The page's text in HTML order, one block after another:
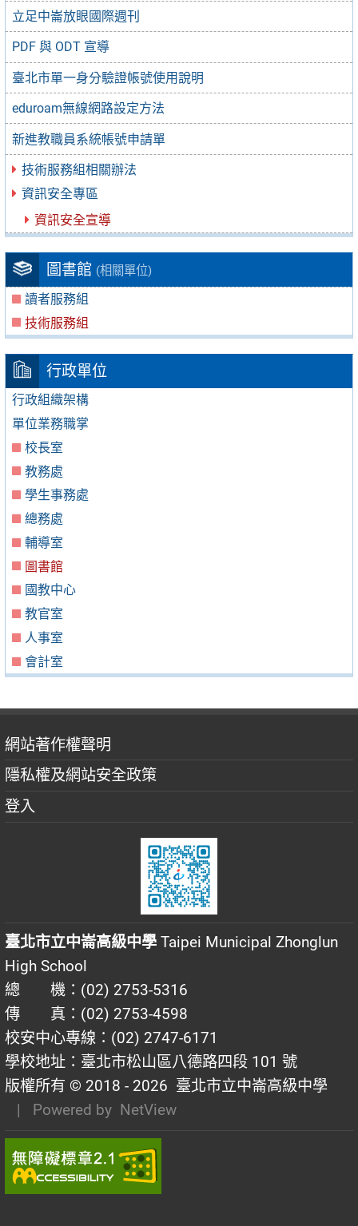
立足中崙放眼國際週刊
PDF 與 ODT 宣導
臺北市單一身分驗證帳號使用說明
eduroam無線網路設定方法
新進教職員系統帳號申請單
技術服務組相關辦法
資訊安全專區
資訊安全宣導
圖書館 (相關單位)
讀者服務組
技術服務組
行政單位
行政組織架構
單位業務職掌
校長室
教務處
學生事務處
總務處
輔導室
圖書館
國教中心
教官室
人事室
會計室
網站著作權聲明
隱私權及網站安全政策
登入
臺北市立中崙高級中學 Taipei Municipal Zhonglun
High School
總 機：(02) 2753-5316
傳 真：(02) 2753-4598
校安中心專線：(02) 2747-6171
學校地址：臺北市松山區八德路四段 101 號
版權所有 © 2018 - 2026 臺北市立中崙高級中學
| Powered by NetView